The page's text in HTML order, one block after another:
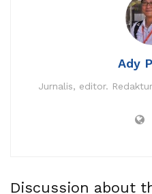
Ady
Jurnalis, editor.
Discussion about